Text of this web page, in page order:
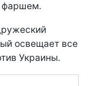
фаршем.
освещает все
Украины.